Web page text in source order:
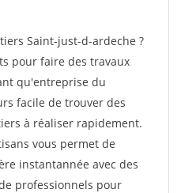
Saint-just-d-ardeche ?
pour faire des travaux
qu'entreprise du
facile de trouver des
à réaliser rapidement.
vous permet de
instantannée avec des
professionnels pour